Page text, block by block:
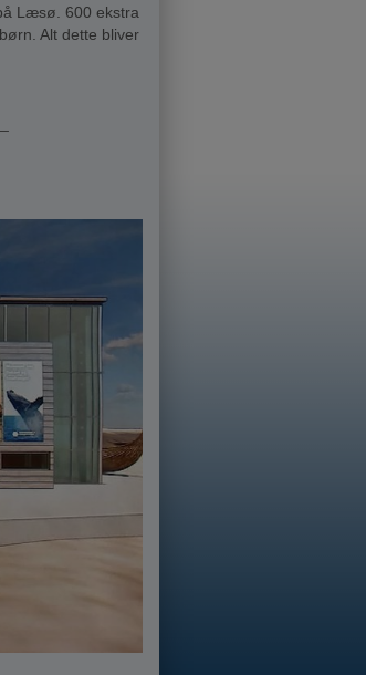
Læsø. 600 ekstra
Alt dette bliver